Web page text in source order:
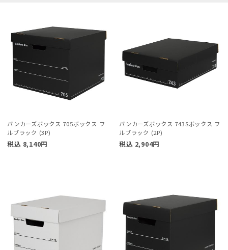
バンカーズボックス 705ボックス フ
ルブラック (3P)
税込 8,140円
バンカーズボックス 743Sボックス フ
ルブラック (2P)
税込 2,904円